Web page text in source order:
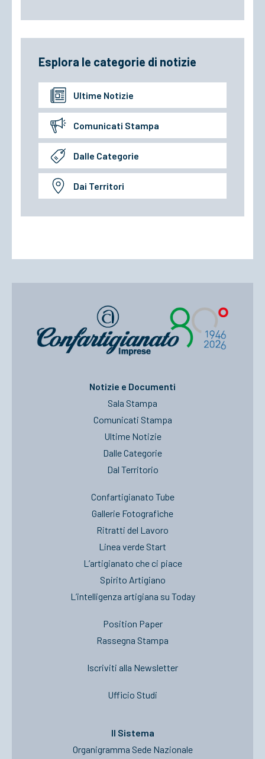
Esplora le categorie di notizie
Ultime Notizie
Comunicati Stampa
Dalle Categorie
Dai Territori
Notizie e Documenti
Sala Stampa
Comunicati Stampa
Ultime Notizie
Dalle Categorie
Dal Territorio
Confartigianato Tube
Gallerie Fotografiche
Ritratti del Lavoro
Linea verde Start
L’artigianato che ci piace
Spirito Artigiano
L’intelligenza artigiana su Today
Position Paper
Rassegna Stampa
Iscriviti alla Newsletter
Ufficio Studi
Il Sistema
Organigramma Sede Nazionale